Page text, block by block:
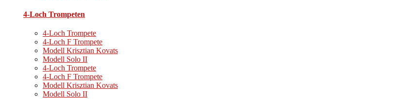
4-Loch Trompeten
4-Loch Trompete
4-Loch F Trompete
Modell Krisztian Kovats
Modell Solo II
4-Loch Trompete
4-Loch F Trompete
Modell Krisztian Kovats
Modell Solo II